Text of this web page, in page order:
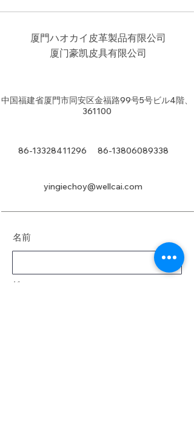
厦門ハオカイ皮革製品有限公司
​厦门豪凯皮具有限公司
中国福建省厦門市同安区金福路99号5号ビル4階、
361100
86-13328411296 86-13806089338
yingiechoy@wellcai.com
名前
姓